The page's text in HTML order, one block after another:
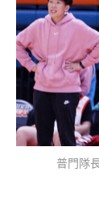
普門隊